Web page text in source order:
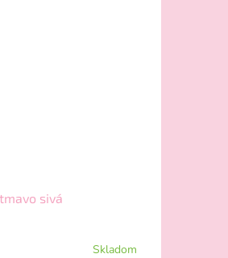
sivá
Skladom